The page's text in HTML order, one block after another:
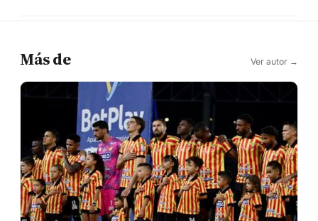
Más de Ver autor →